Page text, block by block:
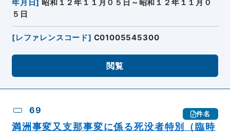
年月日] 昭和１２年１１月０５日～昭和１２年１１月０
５日
[レファレンスコード] C01005545300
閲覧
69 件名
満洲事変又支那事変に係る死没者特別（臨時